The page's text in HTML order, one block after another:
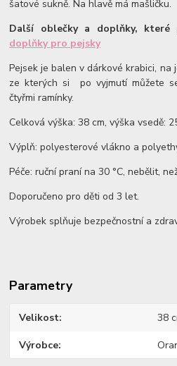
šatové sukně. Na hlavě má mašličku.
Další oblečky a doplňky, které
doplňky pro pejsky
Pejsek je balen v dárkové krabici, na
ze kterých si po vyjmutí můžete
čtyřmi ramínky.
Celková výška: 38 cm, výška vsedě:
Výplň: polyesterové vlákno a
Péče: ruční praní na 30 °C, nebělit,
Doporučeno pro děti od 3 let.
Výrobek splňuje bezpečnostní a
Parametry
Velikost 38
Výrobce